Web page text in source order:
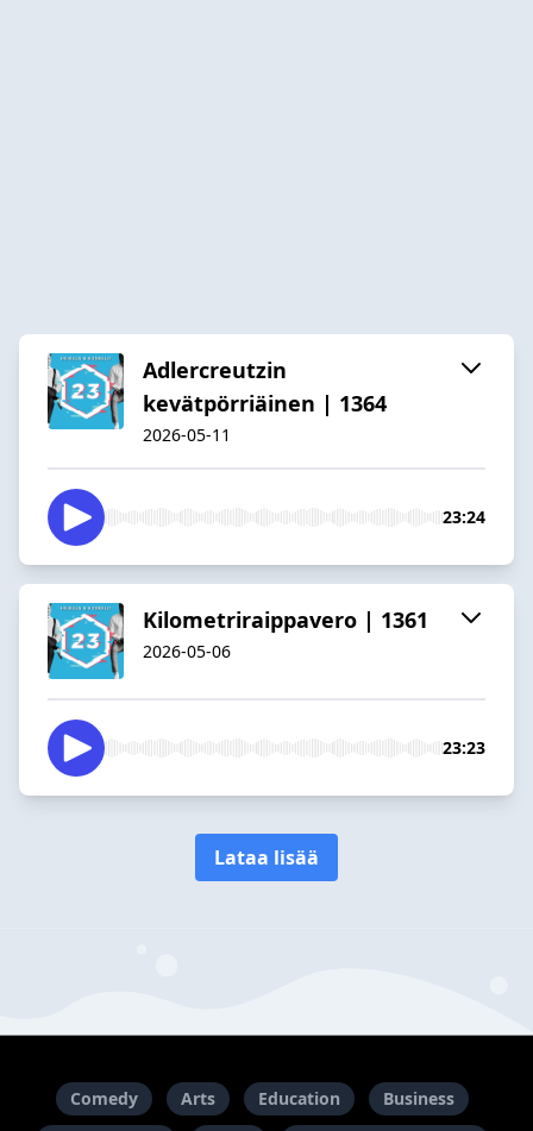
Adlercreutzin
kevätpörriäinen | 1364
2026-05-11
23:24
Kilometriraippavero | 1361
2026-05-06
23:23
Lataa lisää
Comedy Arts Education
Business